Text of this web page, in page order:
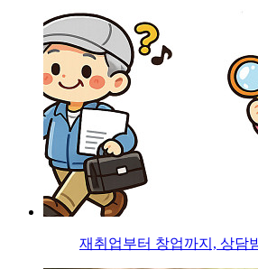
재취업부터 창업까지, 상담